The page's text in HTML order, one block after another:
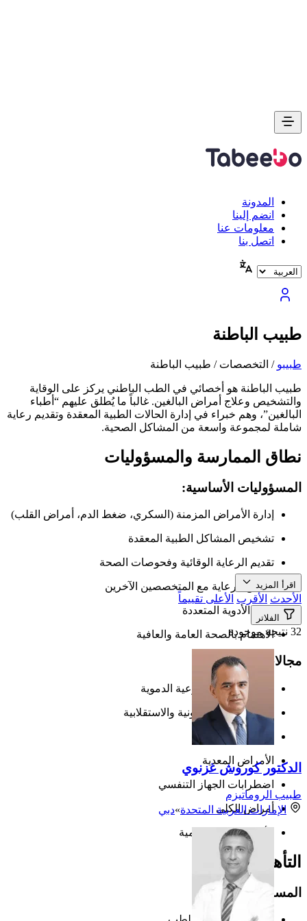
المدونة
انضم إلينا
معلومات عنا
اتصل بنا
طبيب الباطنة
طبیبو / التخصصات / طبيب الباطنة
طبيب الباطنة هو أخصائي في الطب الباطني يركز على الوقاية
والتشخيص وعلاج أمراض البالغين. غالباً ما يُطلق عليهم “أطباء
البالغين”، وهم خبراء في إدارة الحالات الطبية المعقدة وتقديم رعاية
شاملة لمجموعة واسعة من المشاكل الصحية.
نطاق الممارسة والمسؤوليات
المسؤوليات الأساسية:
إدارة الأمراض المزمنة (السكري، ضغط الدم، أمراض القلب)
تشخيص المشاكل الطبية المعقدة
تقديم الرعاية الوقائية وفحوصات الصحة
تنسيق الرعاية مع المتخصصين الآخرين
إدارة الأدوية المتعددة
الاهتمام بالصحة العامة والعافية
مجالات التخصص:
أمراض القلب والأوعية الدموية
الاضطرابات الهرمونية والاستقلابية
الأمراض الهضمية
الأمراض المعدية
اضطرابات الجهاز التنفسي
أمراض الكلى
الأمراض الروماتيزمية
التأهيل والتدريب
المسار التعليمي:
اقرأ المزيد
الأحدث الأقرب الأعلى تقييماً
الفلاتر
32 نتيجة موجودة
الدكتور كوروش غزنوي
طبيب الروماتيزم
الإمارات العربية المتحدة»دبي